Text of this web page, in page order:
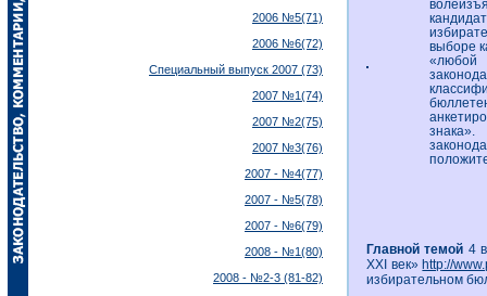
2006 №5(71)
2006 №6(72)
Специальный выпуск 2007 (73)
2007 №1(74)
2007 №2(75)
2007 №3(76)
2007 - №4(77)
2007 - №5(78)
2007 - №6(79)
2008 - №1(80)
2008 - №2-3 (81-82)
выборе
«любой
знака».
Главной темой 4
XXI век» http://
избирательном